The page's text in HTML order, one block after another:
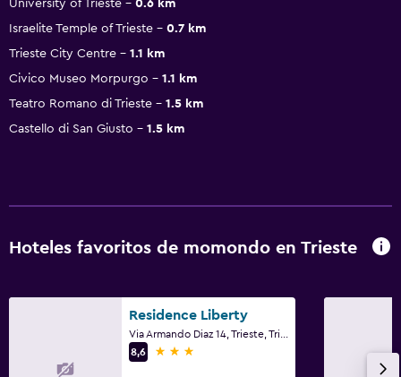
University of Trieste
0.6 km
Israelite Temple of Trieste
0.7 km
Trieste City Centre
1.1 km
Civico Museo Morpurgo
1.1 km
Teatro Romano di Trieste
1.5 km
Castello di San Giusto
1.5 km
Hoteles favoritos de momondo en Trieste
Residence Liberty
8,6
3 estrellas